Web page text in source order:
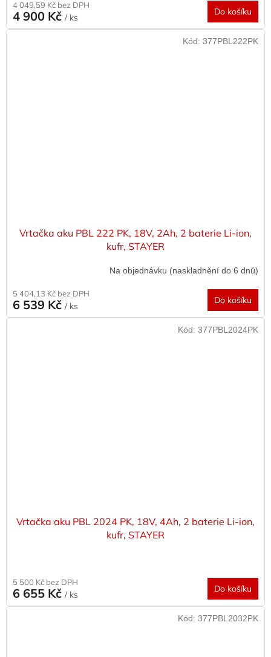
4 049,59 Kč bez DPH
4 900 Kč / ks
Do košíku
Vrtačka aku PBL 222 PK, 18V, 2Ah, 2 baterie Li-ion,
kufr, STAYER
Na objednávku (naskladnění do 6 dnů)
5 404,13 Kč bez DPH
6 539 Kč / ks
Do košíku
Kód: 377PBL222PK
Vrtačka aku PBL 2024 PK, 18V, 4Ah, 2 baterie Li-ion,
kufr, STAYER
5 500 Kč bez DPH
6 655 Kč / ks
Do košíku
Kód: 377PBL2024PK
Kód: 377PBL2032PK